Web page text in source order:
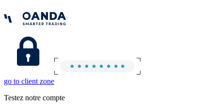
go to client zone
Testez notre compte